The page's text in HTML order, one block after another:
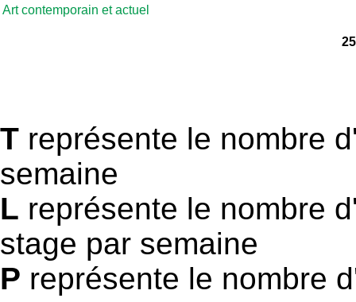
Art contemporain et actuel
T représente le nombre
semaine
L représente le nombre
stage par semaine
P représente le nombre